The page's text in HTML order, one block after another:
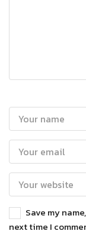
Save my
next time I